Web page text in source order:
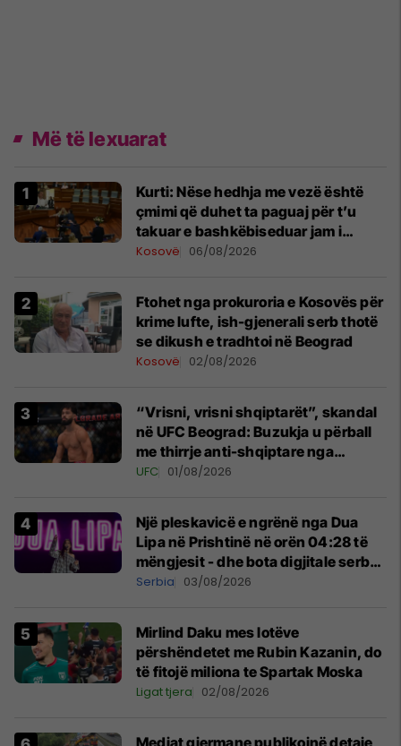
Më të lexuarat
Kurti: Nëse hedhja me vezë është
çmimi që duhet ta paguaj për t’u
takuar e bashkëbiseduar jam i
lumtur ta bëj këtë
Kosovë 06/08/2026
Ftohet nga prokuroria e Kosovës për
krime lufte, ish-gjenerali serb thotë
se dikush e tradhtoi në Beograd
Kosovë 02/08/2026
“Vrisni, vrisni shqiptarët”, skandal
në UFC Beograd: Buzukja u përball
me thirrje anti-shqiptare nga
tribunat
UFC 01/08/2026
Një pleskavicë e ngrënë nga Dua
Lipa në Prishtinë në orën 04:28 të
mëngjesit - dhe bota digjitale serbe
shpall gjendjen e luftës
Serbia 03/08/2026
Mirlind Daku mes lotëve
përshëndetet me Rubin Kazanin, do
të fitojë miliona te Spartak Moska
Ligat tjera 02/08/2026